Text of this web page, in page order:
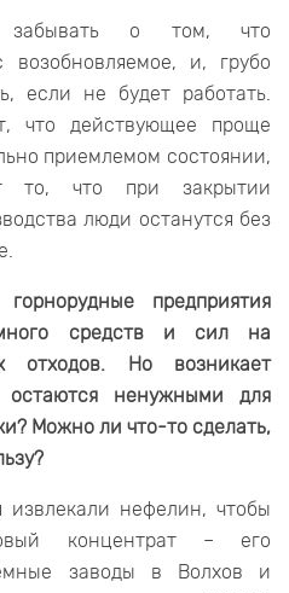
о том, что
и, грубо
если не будет работать.
что действующее проще
приемлемом состоянии,
то, что при закрытии
люди останутся без
предприятия
средств и сил на
отходов. Но возникает
ненужными для
Можно ли что-то сделать,
нефелин, чтобы
концентрат – его
заводы в Волхов и